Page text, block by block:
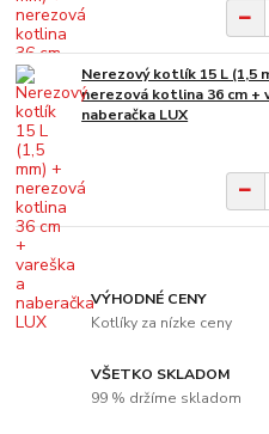
Nerezový kotlík 15 L (1,5
nerezová kotlina 36 cm +
naberačka LUX
VÝHODNÉ CENY
Kotlíky za nízke ceny
VŠETKO SKLADOM
99 % držíme skladom